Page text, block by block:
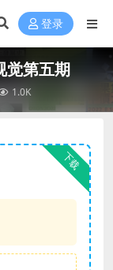
登录
觉第五期
1.0K
下载